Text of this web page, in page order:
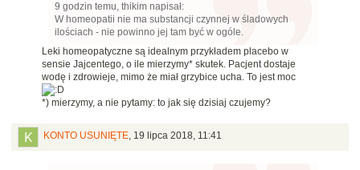
9 godzin temu, thikim napisał:
W homeopatii nie ma substancji czynnej w śladowych
ilościach - nie powinno jej tam być w ogóle.
Leki homeopatyczne są idealnym przykładem placebo w
sensie Jajcentego, o ile mierzymy* skutek. Pacjent dostaje
wodę i zdrowieje, mimo że miał grzybice ucha. To jest moc
*) mierzymy, a nie pytamy: to jak się dzisiaj czujemy?
KONTO USUNIĘTE, 19 lipca 2018, 11:41